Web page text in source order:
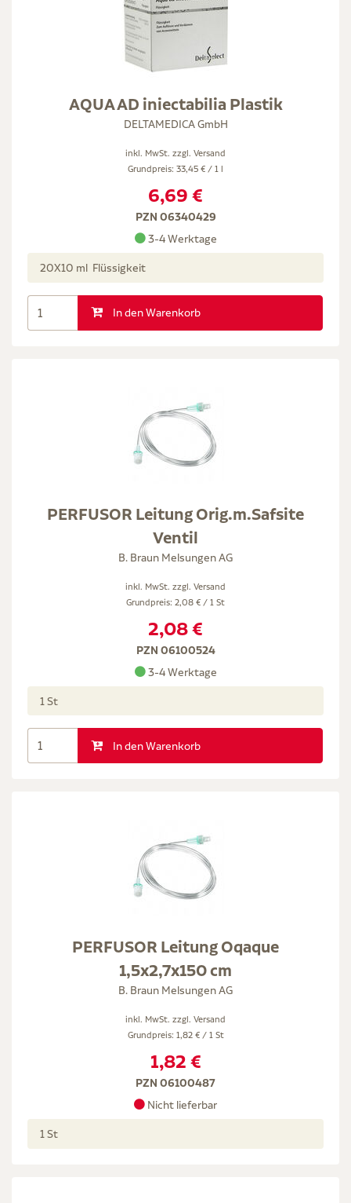
AQUA AD iniectabilia Plastik
DELTAMEDICA GmbH
inkl. MwSt. zzgl. Versand
Grundpreis: 33,45 € / 1 l
6,69 €
PZN 06340429
3-4 Werktage
20X10 ml Flüssigkeit
In den Warenkorb
PERFUSOR Leitung Orig.m.Safsite
Ventil
B. Braun Melsungen AG
inkl. MwSt. zzgl. Versand
Grundpreis: 2,08 € / 1 St
2,08 €
PZN 06100524
3-4 Werktage
1 St
In den Warenkorb
PERFUSOR Leitung Oqaque
1,5x2,7x150 cm
B. Braun Melsungen AG
inkl. MwSt. zzgl. Versand
Grundpreis: 1,82 € / 1 St
1,82 €
PZN 06100487
Nicht lieferbar
1 St